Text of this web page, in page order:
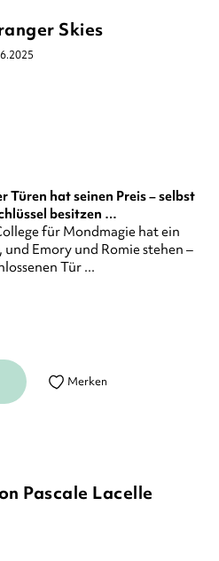
Skies
Türen hat seinen Preis – selbst
besitzen …
für Mondmagie hat ein
und Emory und Romie stehen –
Tür ...
Merken
Pascale Lacelle